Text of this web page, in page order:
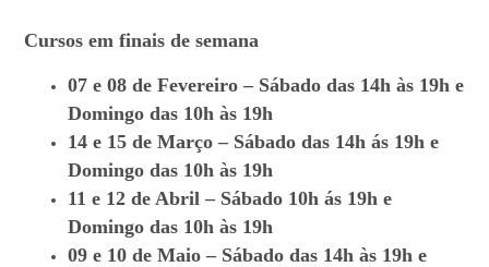
Cursos em finais de semana
07 e 08 de Fevereiro – Sábado das 14h às 19h e
Domingo das 10h às 19h
14 e 15 de Março – Sábado das 14h ás 19h e
Domingo das 10h às 19h
11 e 12 de Abril – Sábado 10h ás 19h e
Domingo das 10h às 19h
09 e 10 de Maio – Sábado das 14h às 19h e